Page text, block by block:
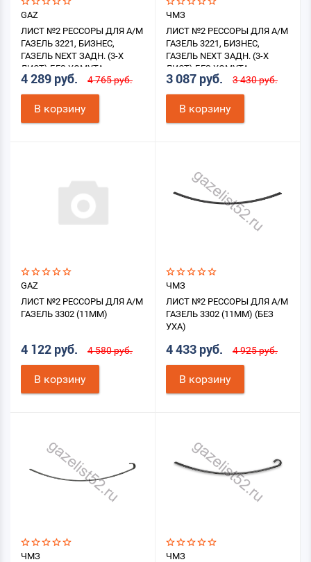
GAZ
ЛИСТ №2 РЕССОРЫ ДЛЯ А/М
ГАЗЕЛЬ 3221, БИЗНЕС,
ГАЗЕЛЬ NEXT ЗАДН. (3-Х
ЛИСТ) БЕЗ ХОМУТА
4 289 руб. 4 765 руб.
В корзину
ЧМЗ
ЛИСТ №2 РЕССОРЫ ДЛЯ А/М
ГАЗЕЛЬ 3221, БИЗНЕС,
ГАЗЕЛЬ NEXT ЗАДН. (3-Х
ЛИСТ) БЕЗ ХОМУТА
3 087 руб. 3 430 руб.
В корзину
GAZ
ЛИСТ №2 РЕССОРЫ ДЛЯ А/М
ГАЗЕЛЬ 3302 (11ММ)
4 122 руб. 4 580 руб.
В корзину
ЧМЗ
ЛИСТ №2 РЕССОРЫ ДЛЯ А/М
ГАЗЕЛЬ 3302 (11ММ) (БЕЗ
УХА)
4 433 руб. 4 925 руб.
В корзину
ЧМЗ
ЧМЗ